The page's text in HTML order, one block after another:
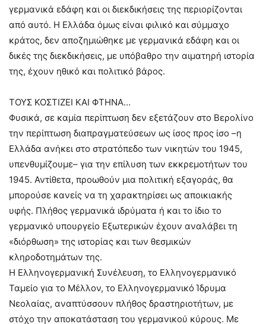
γερμανικά εδάφη και οι διεκδικήσεις της περιορίζονται
από αυτό. Η Ελλάδα όμως είναι φιλικό και σύμμαχο
κράτος, δεν αποζημιώθηκε με γερμανικά εδάφη και οι
δικές της διεκδικήσεις, με υπόβαθρο την αιματηρή ιστορία
της, έχουν ηθικό και πολιτικό βάρος.
ΤΟΥΣ ΚΟΣΤΙΖΕΙ ΚΑΙ ΦΤΗΝΑ…
Φυσικά, σε καμία περίπτωση δεν εξετάζουν στο Βερολίνο
την περίπτωση διαπραγματεύσεων ως ίσος προς ίσο –η
Ελλάδα ανήκει στο στρατόπεδο των νικητών του 1945,
υπενθυμίζουμε– για την επίλυση των εκκρεμοτήτων του
1945. Αντίθετα, προωθούν μια πολιτική εξαγοράς, θα
μπορούσε κανείς να τη χαρακτηρίσει ως αποικιακής
υφής. Πλήθος γερμανικά ιδρύματα ή και το ίδιο το
γερμανικό υπουργείο Εξωτερικών έχουν αναλάβει τη
«διόρθωση» της ιστορίας και των θεσμικών
κληροδοτημάτων της.
Η Ελληνογερμανική Συνέλευση, το Ελληνογερμανικό
Ταμείο για το Μέλλον, το Ελληνογερμανικό Ίδρυμα
Νεολαίας, αναπτύσσουν πλήθος δραστηριοτήτων, με
στόχο την αποκατάσταση του γερμανικού κύρους. Με